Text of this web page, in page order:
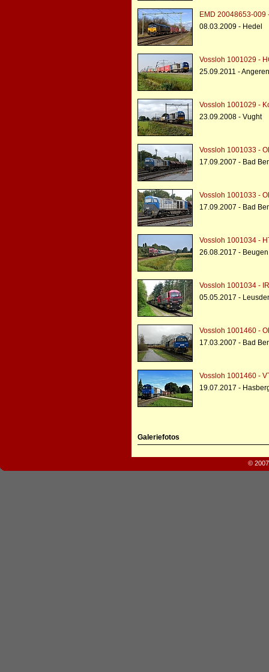
EMD 20048653-009
08.03.2009 - Hedel
Vossloh 1001029 -
25.09.2011 - Angeren
Vossloh 1001029 -
23.09.2008 - Vught
Vossloh 1001033 -
17.09.2007 - Bad
Vossloh 1001033 -
17.09.2007 - Bad
Vossloh 1001034 -
26.08.2017 - Beugen
Vossloh 1001034 -
05.05.2017 -
Vossloh 1001460 -
17.03.2007 - Bad
Vossloh 1001460 -
19.07.2017 -
Galeriefotos
©